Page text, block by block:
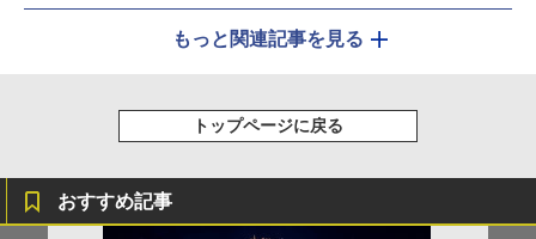
もっと関連記事を見る
トップページに戻る
おすすめ記事